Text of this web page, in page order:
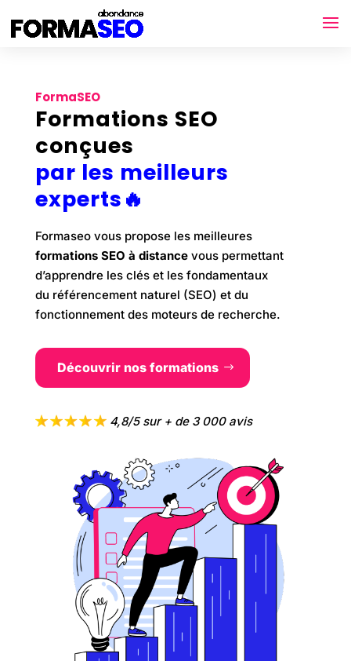
FormaSEO
Formations SEO
conçues
par les meilleurs
experts🔥
Formaseo vous propose lesmeilleures
formations SEO à distance vous permettant
d’apprendre les clés et les fondamentaux
du référencement naturel (SEO) et du
fonctionnement des moteurs de recherche.
Découvrir nos formations
4,8/5 sur + de 3 000 avis